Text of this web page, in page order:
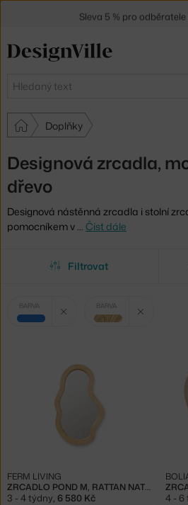
Hledat
Doplňky
Designová zrcadla,
dřevo
Designová nástěnná zrcadla i stolní
pomocníkem v … Číst dále
Filtrovat
Vybrané
filtry:
BARVA
modrá
BARVA
světlé dřevo
ZRCADLO POND M, RATTAN NATURAL
FERM LIVING
3 - 4 týdny 6 580 Kč 4 - 6
Sleva 5 % pro odběratele